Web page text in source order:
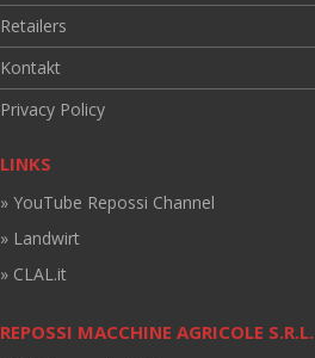
Retailers
Kontakt
Privacy Policy
LINKS
» YouTube Repossi Channel
» Landwirt
» CLAL.it
REPOSSI MACCHINE AGRICOLE S.R.L.